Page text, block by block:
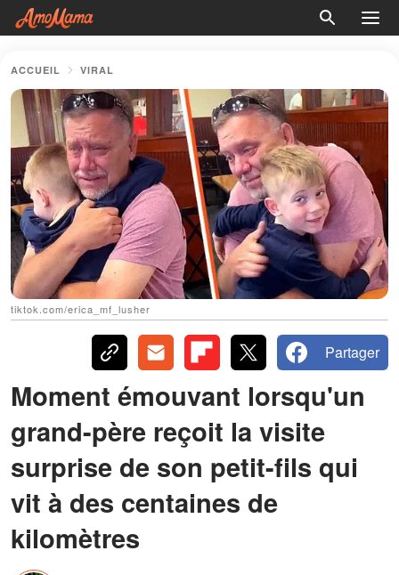
ACCUEIL VIRAL
tiktok.com/erica_mf_lusher
Partager
Moment émouvant lorsqu'un
grand-père reçoit la visite
surprise de son petit-fils qui
vit à des centaines de
kilomètres